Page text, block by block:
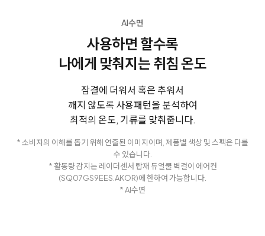
AI수면
사용하면 할수록
나에게 맞춰지는 취침 온도
잠결에 더워서 혹은 추워서
깨지 않도록 사용패턴을 분석하여
최적의 온도, 기류를 맞춰줍니다.
* 소비자의 이해를 돕기 위해 연출된 이미지이며, 제품별 색상 및 스펙은 다를
수 있습니다.
* 활동량 감지는 레이더센서 탑재 듀얼쿨 벽걸이 에어컨
(SQ07GS9EES.AKOR)에 한하여 가능합니다.
* AI수면